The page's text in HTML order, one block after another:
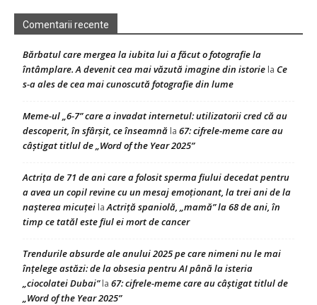
Comentarii recente
Bărbatul care mergea la iubita lui a făcut o fotografie la
întâmplare. A devenit cea mai văzută imagine din istorie la Ce
s-a ales de cea mai cunoscută fotografie din lume
Meme-ul „6-7” care a invadat internetul: utilizatorii cred că au
descoperit, în sfârșit, ce înseamnă la 67: cifrele-meme care au
câștigat titlul de „Word of the Year 2025”
Actrița de 71 de ani care a folosit sperma fiului decedat pentru
a avea un copil revine cu un mesaj emoționant, la trei ani de la
nașterea micuței laActriță spaniolă, „mamă” la 68 de ani, în
timp ce tatăl este fiul ei mort de cancer
Trendurile absurde ale anului 2025 pe care nimeni nu le mai
înțelege astăzi: de la obsesia pentru AI până la isteria
„ciocolatei Dubai”la 67: cifrele-meme care au câștigat titlul de
„Word of the Year 2025”